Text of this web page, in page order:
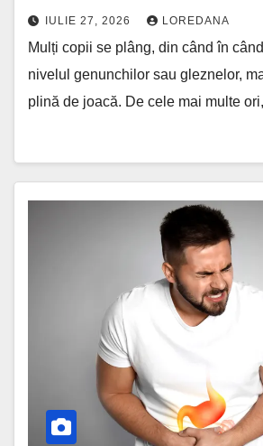
IULIE 27, 2026 LOREDANA
Mulți copii se plâng, din când în
nivelul genunchilor sau gleznelor,
plină de joacă. De cele mai multe